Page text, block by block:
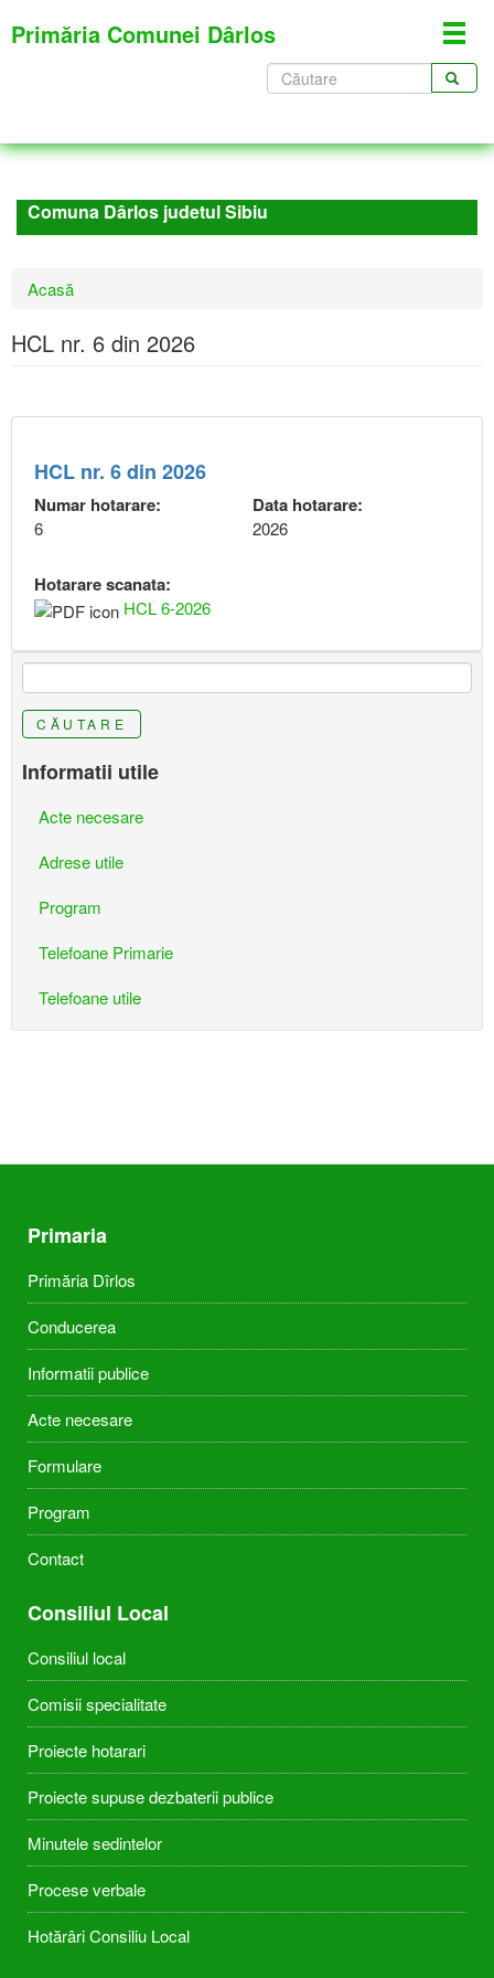
Primăria Comunei Dârlos
Formular
de
Comuna Dârlos judetul Sibiu
Eşti
aici
Acasă
HCL nr. 6 din 2026
HCL nr. 6 din 2026
Numar hotarare:
6
Data hotarare:
2026
Hotarare scanata:
HCL 6-2026
CĂUTARE
Informatii utile
Acte necesare
Adrese utile
Program
Telefoane Primarie
Telefoane utile
Primaria
Primăria Dîrlos
Conducerea
Informatii publice
Acte necesare
Formulare
Program
Contact
Consiliul Local
Consiliul local
Comisii specialitate
Proiecte hotarari
Proiecte supuse dezbaterii publice
Minutele sedintelor
Procese verbale
Hotărâri Consiliu Local